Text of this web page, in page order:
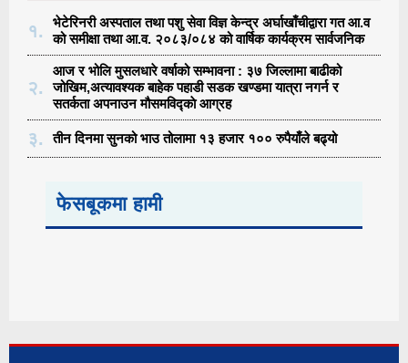
१.
भेटेरिनरी अस्पताल तथा पशु सेवा विज्ञ केन्द्र अर्घाखाँचीद्वारा गत आ.व
को समीक्षा तथा आ.व. २०८३/०८४ को वार्षिक कार्यक्रम सार्वजनिक
२.
आज र भोलि मुसलधारे वर्षाको सम्भावना : ३७ जिल्लामा बाढीको
जोखिम,अत्यावश्यक बाहेक पहाडी सडक खण्डमा यात्रा नगर्न र
सतर्कता अपनाउन मौसमविद्काे आग्रह
३. तीन दिनमा सुनको भाउ तोलामा १३ हजार १०० रुपैयाँले बढ्यो
फेसबूकमा हामी